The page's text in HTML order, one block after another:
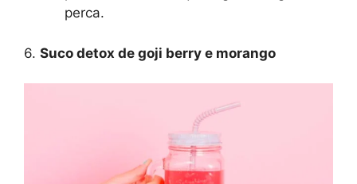
perca.
6. Suco detox de goji berry e morango